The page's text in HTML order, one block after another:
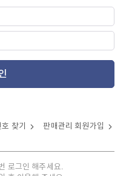
찾기 판매관리 회원가입
로그인 해주세요.